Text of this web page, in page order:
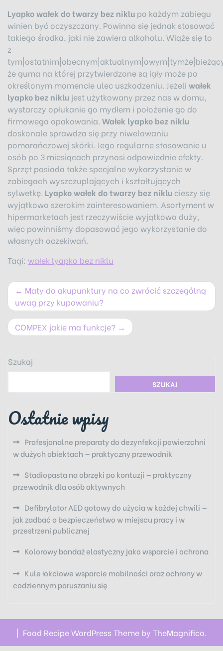
Lyapko wałek do twarzy bez niklu po każdym zabiegu
winien być oczyszczany. Powinno się jednak stosować
takiego środka, jaki nie zawiera alkoholu. Wiąże się to
z
że guma na której przytwierdzone są igły może po
określonym momencie ulec uszkodzeniu. Jeżeli wałek
lyapko bez niklu jest użytkowany przez nas w domu,
wystarczy opłukanie go mydłem i położenie go do
firmowego opakowania. Wałek lyapko bez niklu
doskonale sprawdza się przy niwelowaniu
pomarańczowej skórki. Jego regularne stosowanie u
osób po 3 miesiącach przynosi odpowiednie efekty.
Sprzęt posiada także specjalne wykorzystanie w
zabiegach wyszczuplających i kształtujących
sylwetkę. Lyapko wałek do twarzy bez niklu cieszy się
wyjątkowo szerokim zainteresowaniem. Asortyment w
hipermarketach jest rzeczywiście wyjątkowo duży,
więc powinniśmy dopasować jego wykorzystanie do
własnych oczekiwań.
Tagi: wałek lyapko bez niklu
Nawigacja
wpisu
Maty do akupunktury na co zwrócić szczególną
uwag przy kupowaniu?
COMPEX jakie ma funkcje?
Szukaj
SZUKAJ
Ostatnie wpisy
Profesjonalne preparaty do dezynfekcji powierzchni
w dużych obiektach — praktyczny przewodnik
Stadiopasta na obrzęki po kontuzji — praktyczny
przewodnik dla osób aktywnych
Defibrylator AED gotowy do użycia w każdej chwili —
jak zadbać o bezpieczeństwo w miejscu pracy i w
przestrzeni publicznej
Kolorowy bandaż elastyczny jako wsparcie i ochrona
Kule łokciowe wsparcie mobilności oraz ochrony w
codziennym poruszaniu się
| Food Recipe WordPress Theme by TheMagnifico.